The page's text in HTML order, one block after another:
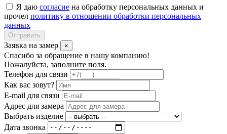
Я даю согласие на обработку персональных данных и
прочел политику в отношении обработки персональных
данных
Отправить
Заявка на замер ×
Спасибо за обращение в нашу компанию!
Пожалуйста, заполните поля.
Телефон для связи
Как вас зовут?
E-mail для связи
Адрес для замера
Выбрать изделие
Дата звонка